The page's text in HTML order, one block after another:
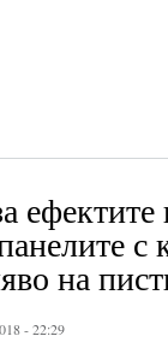
ефектите
с
на
- 22:29